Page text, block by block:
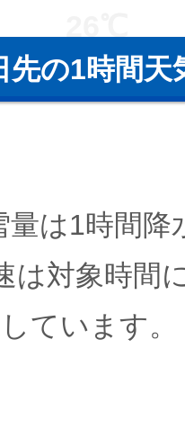
先の1時間天
は1時間降
は対象時間
ています。